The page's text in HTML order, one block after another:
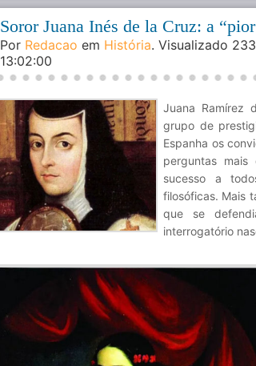
Soror Juana Inés de la Cruz: a
Por Redacao em História. Visualizado
13:02:00
Juana Ramírez
grupo de
Espanha os
perguntas mais
sucesso a
filosóficas. Mais
que se
interrogatório